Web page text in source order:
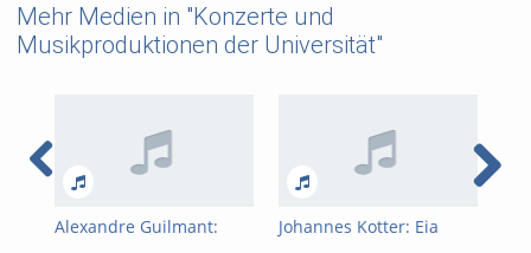
Mehr Medien in "Konzerte und
Musikproduktionen der Universität"
Alexandre Guilmant:
Johannes Kotter: Eia